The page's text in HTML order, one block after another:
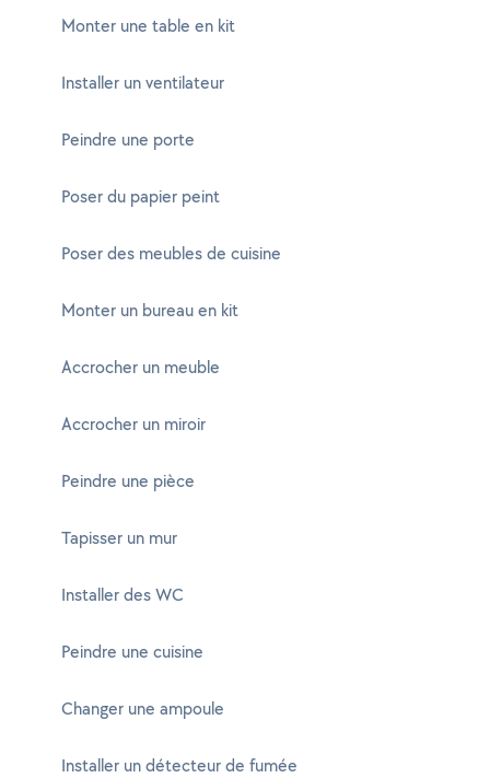
Monter une table en kit
Installer un ventilateur
Peindre une porte
Poser du papier peint
Poser des meubles de cuisine
Monter un bureau en kit
Accrocher un meuble
Accrocher un miroir
Peindre une pièce
Tapisser un mur
Installer des WC
Peindre une cuisine
Changer une ampoule
Installer un détecteur de fumée